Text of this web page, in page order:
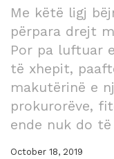
Me këtë ligj
përpara drejt
Por pa luftuar
të xhepit,
makutërinë e
prokurorëve,
ende nuk do
October 18, 2019